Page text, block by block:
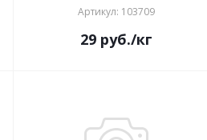
Артикул: 103709
29руб./кг